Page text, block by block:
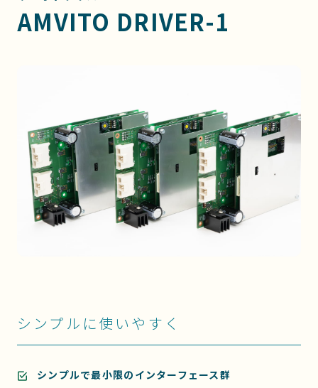
AMVITO DRIVER-1
シンプルに使いやすく
シンプルで最小限のインターフェース群